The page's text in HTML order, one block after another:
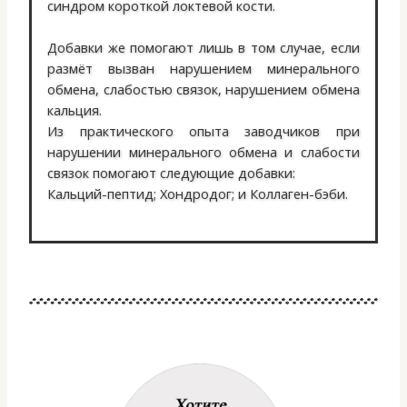
синдром короткой локтевой кости.
Добавки же помогают лишь в том случае, если
размёт вызван нарушением минерального
обмена, слабостью связок, нарушением обмена
кальция.
Из практического опыта заводчиков при
нарушении минерального обмена и слабости
связок помогают следующие добавки:
Кальций-пептид; Хондродог; и Коллаген-бэби.